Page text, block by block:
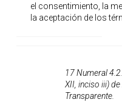
el consentimiento, la
la aceptación de los
17 Numeral
XII, inciso iii)
Transparente.